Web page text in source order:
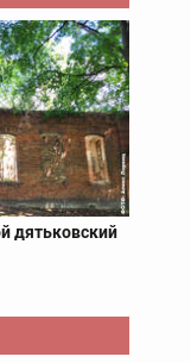
дятьковский